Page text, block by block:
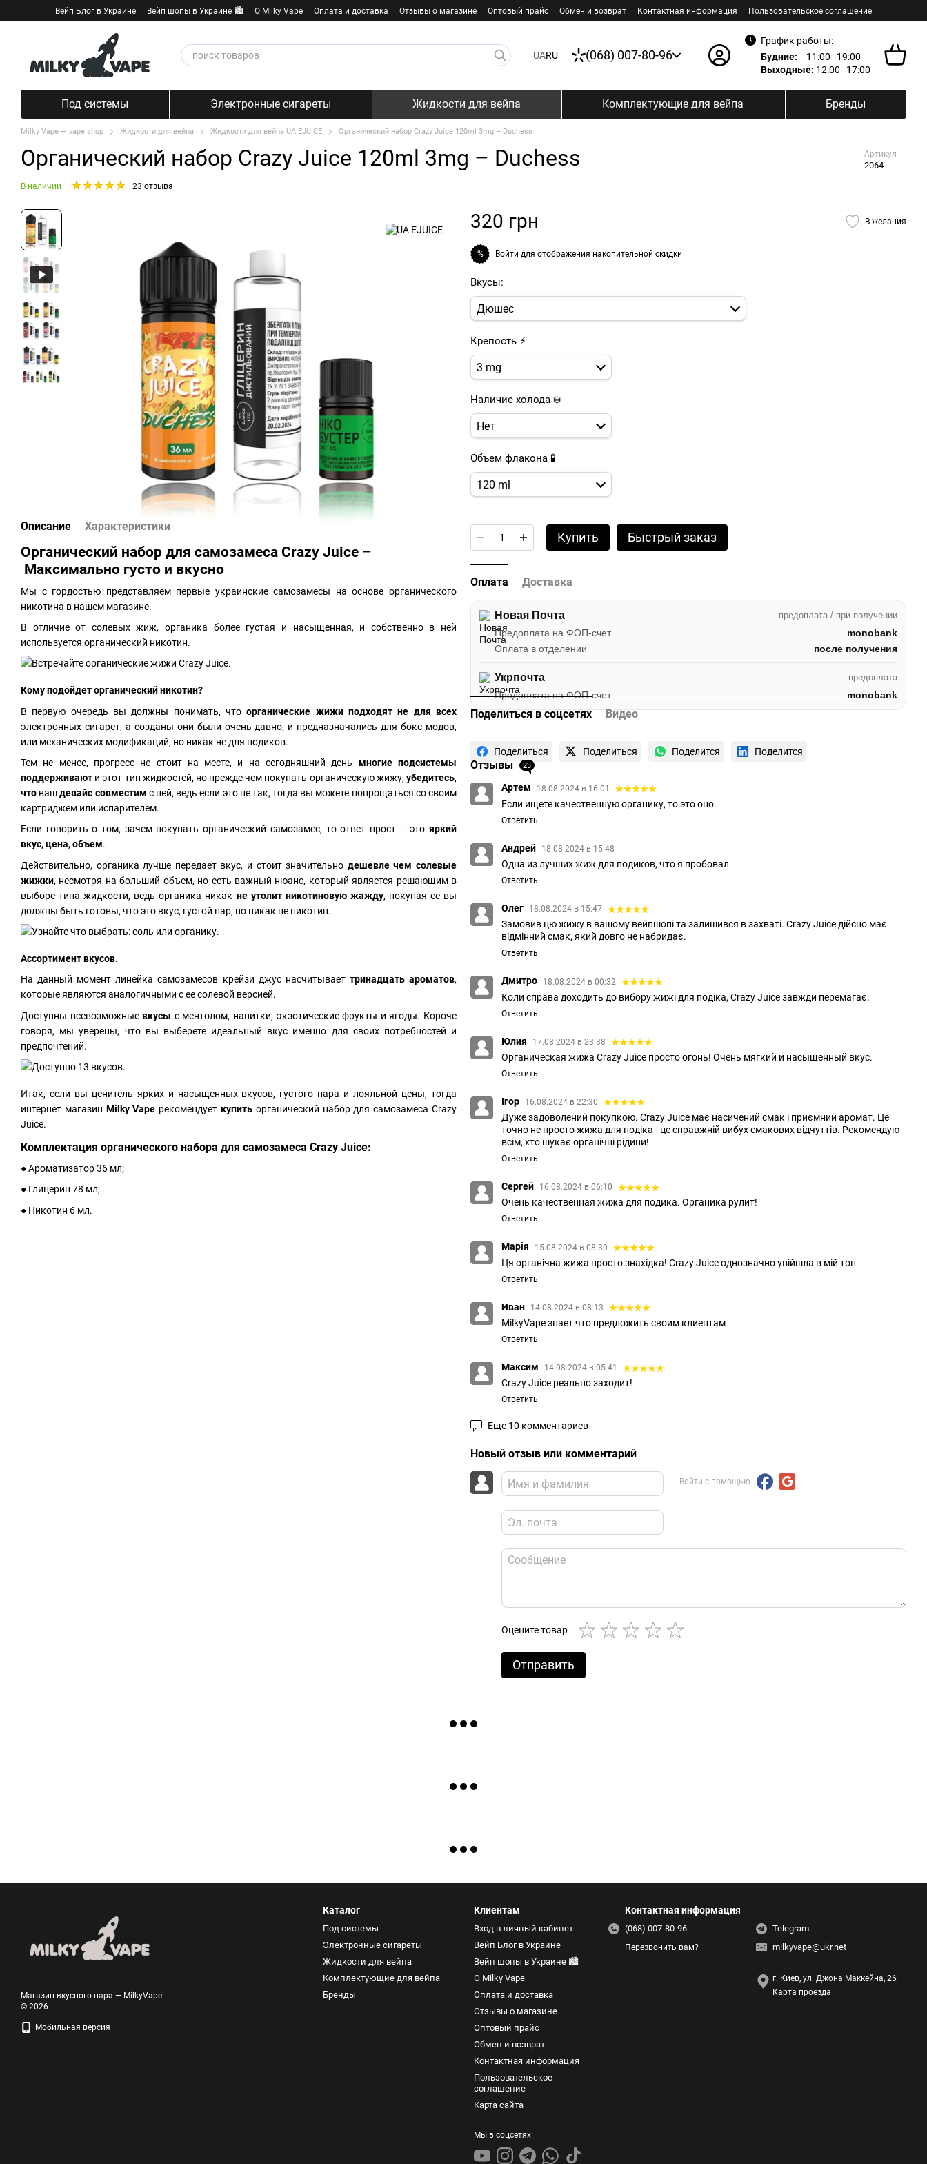
Перейти к основному контенту
Вейп Блог в Украине Вейп шопы в Украине 🏙️ О Milky Vape Оплата и доставка Отзывы о магазине Оптовый прайс Обмен и возврат Контактная информация Пользовательское соглашение
UARU (068) 007-80-96
График работы:
Будние:
11:00–19:00
Выходные: 12:00–17:00
Под системы Электронные сигареты Жидкости для вейпа Комплектующие для вейпа Бренды
Milky Vape — vape shop Жидкости для вейпа Жидкости для вейпа UA EJUICE Органический набор Crazy Juice 120ml 3mg – Duchess
Органический набор Crazy Juice 120ml 3mg – Duchess Артикул
2064
В наличии 23 отзыва
Описание Характеристики
Органический набор для самозамеса Crazy Juice –
Максимально густо и вкусно
Мы с гордостью представляем первые украинские самозамесы на основе органического
никотина в нашем магазине.
В отличие от солевых жиж, органика более густая и насыщенная, и собственно в ней
используется органический никотин.
Кому подойдет органический никотин?
В первую очередь вы должны понимать, чтоорганические жижи подходят не для всех
электронных сигарет, а созданы они были очень давно, и предназначались для бокс модов,
или механических модификаций, но никак не для подиков.
Тем не менее, прогресс не стоит на месте, и на сегодняшний день многие подсистемы
поддерживают и этот тип жидкостей, но прежде чем покупать органическую жижу, убедитесь,
что вашдевайс совместим с ней, ведь если это не так, тогда вы можете попрощаться со своим
картриджем или испарителем.
Если говорить о том, зачем покупать органический самозамес, то ответ прост – это яркий
вкус, цена, объем.
Действительно, органика лучше передает вкус, и стоит значительно дешевле чем солевые
жижки, несмотря на больший объем, но есть важный нюанс, который является решающим в
выборе типа жидкости, ведь органика никак не утолит никотиновую жажду, покупая ее вы
должны быть готовы, что это вкус, густой пар, но никак не никотин.
Ассортимент вкусов.
На данный момент линейка самозамесов крейзи джус насчитывает тринадцать ароматов,
которые являются аналогичными с ее солевой версией.
Доступны всевозможныевкусы с ментолом, напитки, экзотические фрукты и ягоды. Короче
говоря, мы уверены, что вы выберете идеальный вкус именно для своих потребностей и
предпочтений.
Итак, если вы ценитель ярких и насыщенных вкусов, густого пара и лояльной цены, тогда
интернет магазин Milky Vape рекомендуеткупить органический набор для самозамеса Crazy
Juice.
Комплектация органического набора для самозамеса Crazy Juice:
● Ароматизатор 36 мл;
● Глицерин 78 мл;
● Никотин 6 мл.
320 грн В желания
% Войти для отображения накопительной скидки
Вкусы:
Дюшес
Крепость ⚡
3 mg
Наличие холода ❄️
Нет
Объем флакона 🧪
120 ml
Купить Быстрый заказ
Оплата Доставка
Новая Почта предоплата / при получении
Предоплата на ФОП-счет
monobank
Оплата в отделении
после получения
Укрпочта предоплата
Предоплата на ФОП-счет monobank
Поделиться в соцсетях Видео
Поделиться Поделиться Поделится Поделится
Отзывы 23
Артем 18.08.2024 в 16:01
Если ищете качественную органику, то это оно.
Ответить
Андрей 18.08.2024 в 15:48
Одна из лучших жиж для подиков, что я пробовал
Ответить
Олег 18.08.2024 в 15:47
Замовив цю жижу в вашому вейпшопі та залишився в захваті. Crazy Juice дійсно має
відмінний смак, який довго не набридає.
Ответить
Дмитро 18.08.2024 в 00:32
Коли справа доходить до вибору жижі для подіка, Crazy Juice завжди перемагає.
Ответить
Юлия 17.08.2024 в 23:38
Органическая жижа Crazy Juice просто огонь! Очень мягкий и насыщенный вкус.
Ответить
Ігор 16.08.2024 в 22:30
Дуже задоволений покупкою. Crazy Juice має насичений смак і приємний аромат. Це
точно не просто жижа для подіка - це справжній вибух смакових відчуттів. Рекомендую
всім, хто шукає органічні рідини!
Ответить
Сергей 16.08.2024 в 06:10
Очень качественная жижа для подика. Органика рулит!
Ответить
Марія 15.08.2024 в 08:30
Ця органічна жижа просто знахідка! Crazy Juice однозначно увійшла в мій топ
Ответить
Иван 14.08.2024 в 08:13
MilkyVape знает что предложить своим клиентам
Ответить
Максим 14.08.2024 в 05:41
Crazy Juice реально заходит!
Ответить
Еще 10 комментариев
Новый отзыв или комментарий
Войти с помощью
Оцените товар
Отправить
Магазин вкусного пара — MilkyVape
© 2026
Мобильная версия
Каталог
Под системы
Электронные сигареты
Жидкости для вейпа
Комплектующие для вейпа
Бренды
Клиентам
Вход в личный кабинет
Вейп Блог в Украине
Вейп шопы в Украине 🏙️
О Milky Vape
Оплата и доставка
Отзывы о магазине
Оптовый прайс
Обмен и возврат
Контактная информация
Пользовательское
соглашение
Карта сайта
Мы в соцсетях
Контактная информация
(068) 007-80-96
Перезвонить вам?
Telegram
milkyvape@ukr.net
г. Киев, ул. Джона Маккейна, 26
Карта проезда